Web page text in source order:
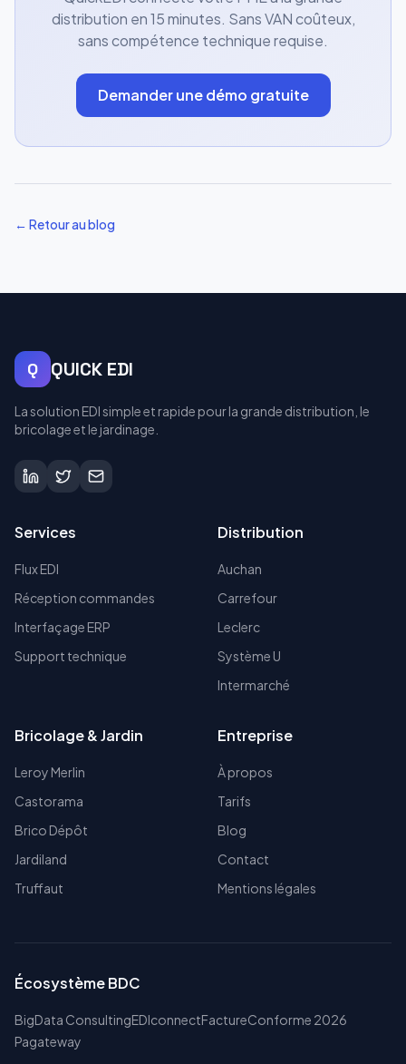
distribution en 15 minutes. Sans VAN coûteux,
sans compétence technique requise.
Demander une démo gratuite
← Retour au blog
Q QUICK EDI
La solution EDI simple et rapide pour la grande distribution, le
bricolage et le jardinage.
Services
Flux EDI
Réception commandes
Interfaçage ERP
Support technique
Distribution
Auchan
Carrefour
Leclerc
Système U
Intermarché
Bricolage & Jardin
Leroy Merlin
Castorama
Brico Dépôt
Jardiland
Truffaut
Entreprise
À propos
Tarifs
Blog
Contact
Mentions légales
Écosystème BDC
BigData ConsultingEDIconnectFactureConforme 2026
Pagateway